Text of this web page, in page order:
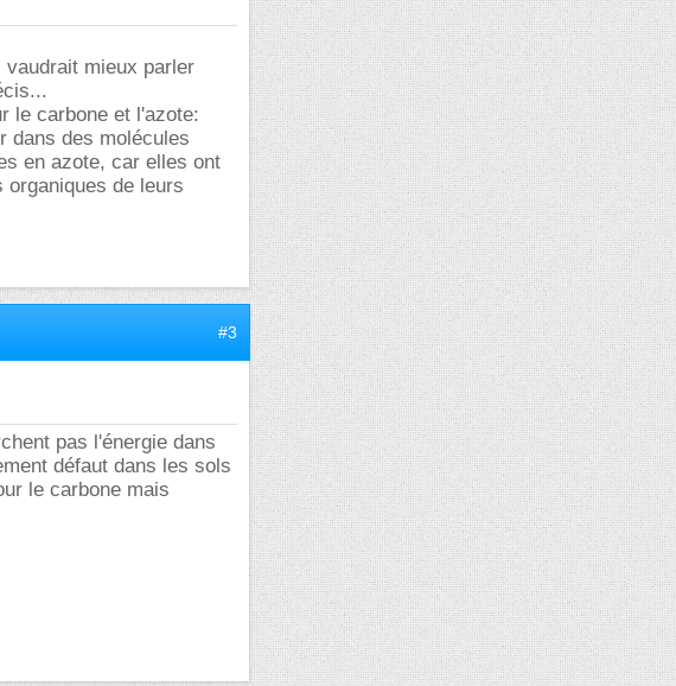
mieux parler
le carbone et l'azote:
dans des molécules
en azote, car elles ont
de leurs
#3
pas l'énergie dans
défaut dans les sols
le carbone mais